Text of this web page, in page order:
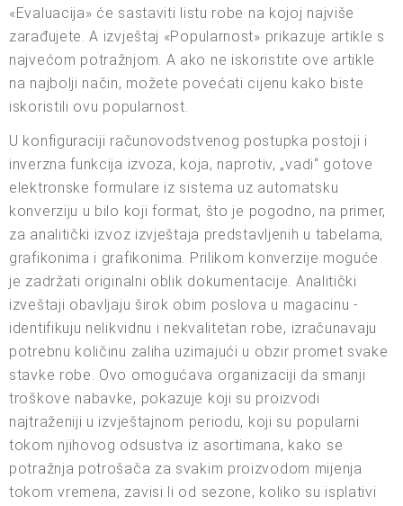
«Evaluacija» će sastaviti listu robe na kojoj najviše
zarađujete. A izvještaj «Popularnost» prikazuje artikle s
najvećom potražnjom. A ako ne iskoristite ove artikle
na najbolji način, možete povećati cijenu kako biste
iskoristili ovu popularnost.
U konfiguraciji računovodstvenog postupka postoji i
inverzna funkcija izvoza, koja, naprotiv, „vadi“ gotove
elektronske formulare iz sistema uz automatsku
konverziju u bilo koji format, što je pogodno, na primer,
za analitički izvoz izvještaja predstavljenih u tabelama,
grafikonima i grafikonima. Prilikom konverzije moguće
je zadržati originalni oblik dokumentacije. Analitički
izveštaji obavljaju širok obim poslova u magacinu -
identifikuju nelikvidnu i nekvalitetan robe, izračunavaju
potrebnu količinu zaliha uzimajući u obzir promet svake
stavke robe. Ovo omogućava organizaciji da smanji
troškove nabavke, pokazuje koji su proizvodi
najtraženiji u izvještajnom periodu, koji su popularni
tokom njihovog odsustva iz asortimana, kako se
potražnja potrošača za svakim proizvodom mijenja
tokom vremena, zavisi li od sezone, koliko su isplativi